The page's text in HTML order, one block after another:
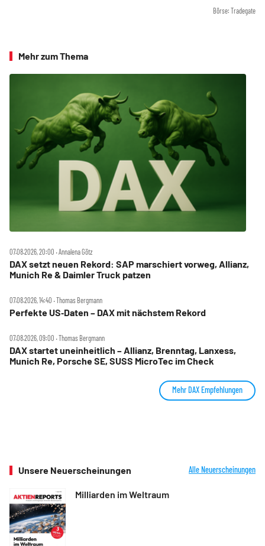
Börse: Tradegate
Mehr zum Thema
07.08.2026, 20:00 ‧ Annalena Götz
DAX setzt neuen Rekord: SAP marschiert vorweg, Allianz,
Munich Re & Daimler Truck patzen
07.08.2026, 14:40 ‧ Thomas Bergmann
Perfekte US‑Daten – DAX mit nächstem Rekord
07.08.2026, 09:00 ‧ Thomas Bergmann
DAX startet uneinheitlich – Allianz, Brenntag, Lanxess,
Munich Re, Porsche SE, SUSS MicroTec im Check
Mehr DAX Empfehlungen
Unsere Neuerscheinungen Alle Neuerscheinungen
Milliarden im Weltraum